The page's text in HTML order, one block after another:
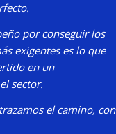
por conseguir los
exigentes es lo que
en un
sector.
el camino, con